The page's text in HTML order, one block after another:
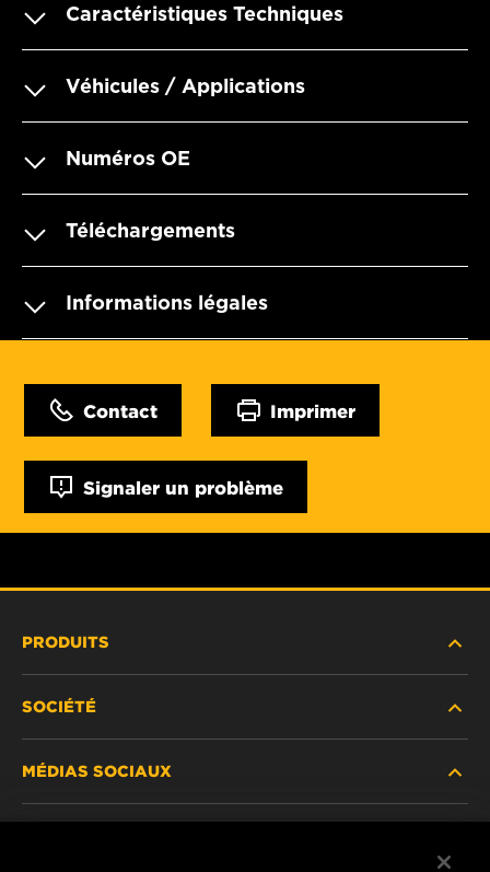
Caractéristiques Techniques
Véhicules / Applications
Numéros OE
Téléchargements
Informations légales
Contact Imprimer
Signaler un problème
PRODUITS
PRODUITS ABANDONNÉS / REMPLACÉS
SOCIÉTÉ
MÉDIAS SOCIAUX